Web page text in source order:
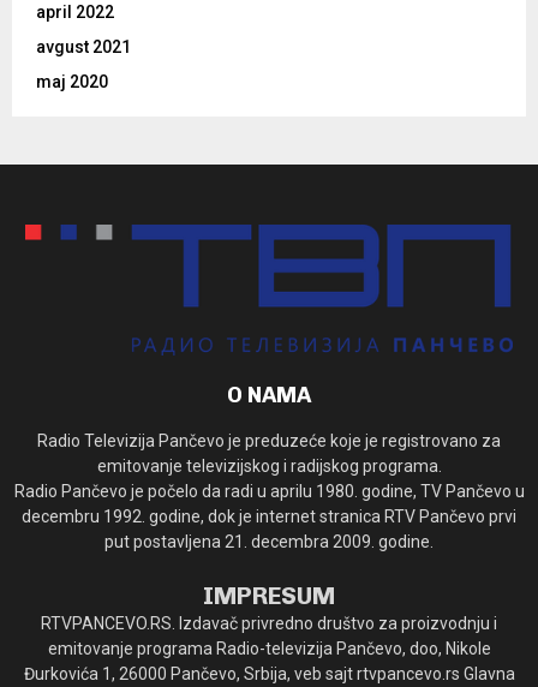
april 2022
avgust 2021
maj 2020
O NAMA
Radio Televizija Pančevo je preduzeće koje je registrovano za
emitovanje televizijskog i radijskog programa.
Radio Pančevo je počelo da radi u aprilu 1980. godine, TV Pančevo u
decembru 1992. godine, dok je internet stranica RTV Pančevo prvi
put postavljena 21. decembra 2009. godine.
IMPRESUM
RTVPANCEVO.RS. Izdavač privredno društvo za proizvodnju i
emitovanje programa Radio-televizija Pančevo, doo, Nikole
Đurkovića 1, 26000 Pančevo, Srbija, veb sajt rtvpancevo.rs Glavna